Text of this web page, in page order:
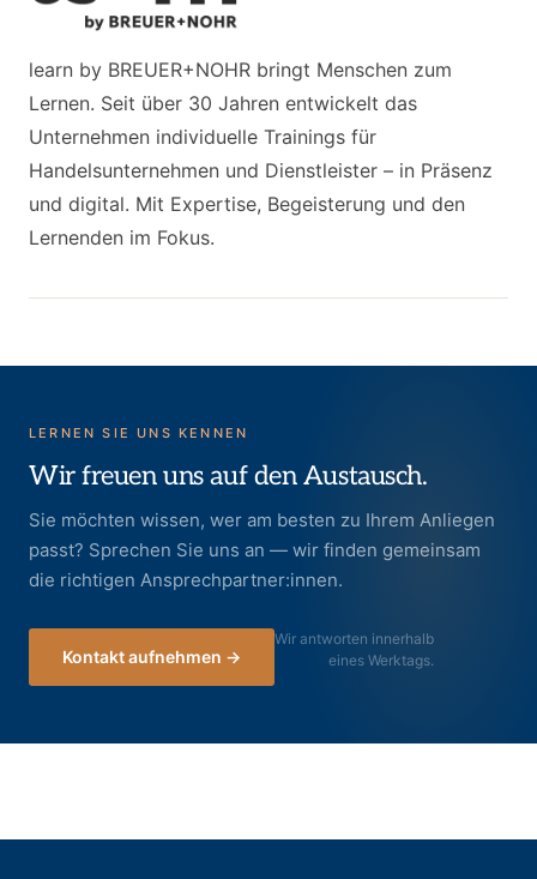
learn by BREUER+NOHR bringt Menschen zum
Lernen. Seit über 30 Jahren entwickelt das
Unternehmen individuelle Trainings für
Handelsunternehmen und Dienstleister – in Präsenz
und digital. Mit Expertise, Begeisterung und den
Lernenden im Fokus.
LERNEN SIE UNS KENNEN
Wir freuen uns auf den Austausch.
Sie möchten wissen, wer am besten zu Ihrem Anliegen
passt? Sprechen Sie uns an — wir finden gemeinsam
die richtigen Ansprechpartner:innen.
Kontakt aufnehmen →
Wir antworten innerhalb
eines Werktags.